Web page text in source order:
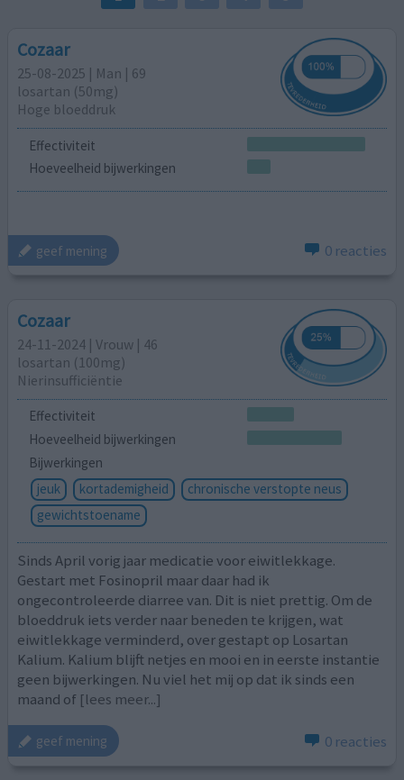
Cozaar
25-08-2025 | Man | 69
losartan (50mg)
Hoge bloeddruk
Effectiviteit
Hoeveelheid bijwerkingen
geef mening 0 reacties
Cozaar
24-11-2024 | Vrouw | 46
losartan (100mg)
Nierinsufficiëntie
Effectiviteit
Hoeveelheid bijwerkingen
Bijwerkingen
jeuk
kortademigheid
chronische verstopte neus
gewichtstoename
Sinds April vorig jaar medicatie voor eiwitlekkage.
Gestart met Fosinopril maar daar had ik
ongecontroleerde diarree van. Dit is niet prettig. Om de
bloeddruk iets verder naar beneden te krijgen, wat
eiwitlekkage verminderd, over gestapt op Losartan
Kalium. Kalium blijft netjes en mooi en in eerste instantie
geen bijwerkingen. Nu viel het mij op dat ik sinds een
maand of [lees meer...]
geef mening 0 reacties